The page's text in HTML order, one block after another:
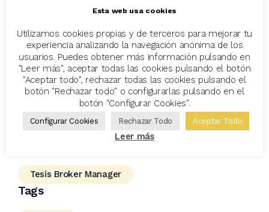
Añadir al calendario
G. Calendar
iCalendar
Outloock 365
Tesis Broker Manager
Tags
Esta web usa cookies
Utilizamos cookies propias y de terceros para mejorar tu
experiencia analizando la navegación anónima de los
usuarios. Puedes obtener más información pulsando en
"Leer más", aceptar todas las cookies pulsando el botón
"Aceptar todo", rechazar todas las cookies pulsando el
botón "Rechazar todo" o configurarlas pulsando en el
botón "Configurar Cookies".
Configurar Cookies Rechazar Todo Aceptar Todo
Leer más